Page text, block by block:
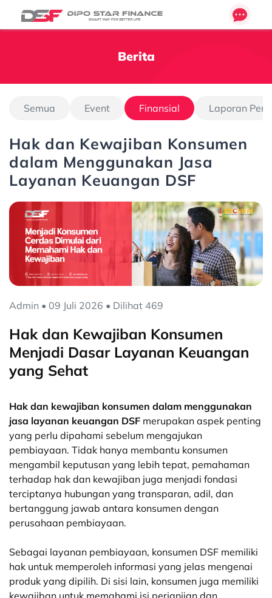
Berita
Semua Event Finansial Laporan
Hak dan Kewajiban Konsumen
dalam Menggunakan Jasa
Layanan Keuangan DSF
Admin • 09 Juli 2026 • Dilihat 469
Hak dan Kewajiban Konsumen
Menjadi Dasar Layanan Keuangan
yang Sehat
Hak dan kewajiban konsumen dalam menggunakan
jasa layanan keuangan DSF merupakan aspek penting
yang perlu dipahami sebelum mengajukan
pembiayaan. Tidak hanya membantu konsumen
mengambil keputusan yang lebih tepat, pemahaman
terhadap hak dan kewajiban juga menjadi fondasi
terciptanya hubungan yang transparan, adil, dan
bertanggung jawab antara konsumen dengan
perusahaan pembiayaan.
Sebagai layanan pembiayaan, konsumen DSF memiliki
hak untuk memperoleh informasi yang jelas mengenai
produk yang dipilih. Di sisi lain, konsumen juga memiliki